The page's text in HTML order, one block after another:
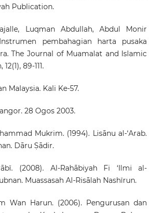
Publication.
Luqman Abdullah, Abdul Monir
pembahagian harta pusaka
The Journal of Muamalat and Islamic
89-111.
Malaysia. Kali Ke-57.
28 Ogos 2003.
Mukrim. (1994). Lisānu al-‘Arab.
Dāru Ṣādir.
(2008). Al-Rahābiyah Fi ‘Ilmi al-
Muassasah Al-Risālah Nashīrun.
Wan Harun. (2006). Pengurusan dan